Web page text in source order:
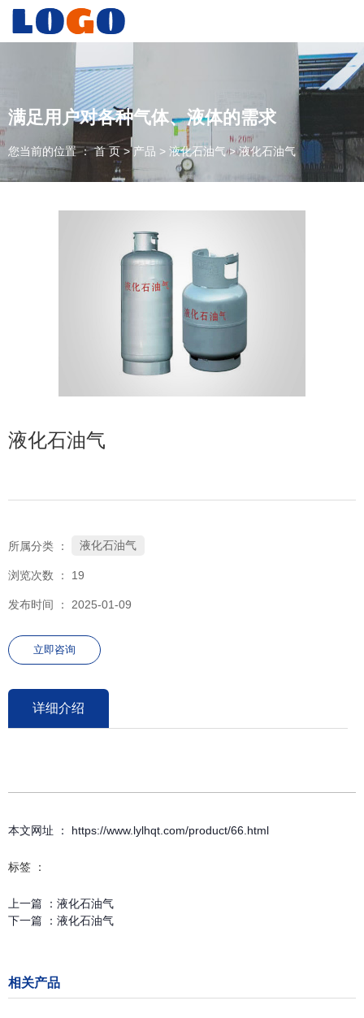
洛阳力华工业气体有限公司，为多家大型企业提供集中供气，欢迎
满足用户对各种气体、液体的需求
0379-66939225
满足用户对各种气体、液体的需求
您当前的位置 ： 首 页>产品 > 液化石油气 >液化石油气
液化石油气
所属分类 ： 液化石油气
浏览次数 ： 19
发布时间 ： 2025-01-09
立即咨询
详细介绍
本文网址 ： https://www.lylhqt.com/product/66.html
标签 ：
上一篇 ： 液化石油气
下一篇 ： 液化石油气
相关产品